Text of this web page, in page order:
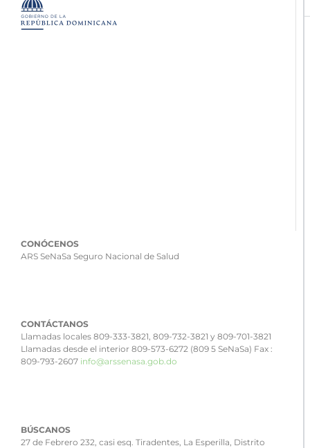
CONÓCENOS
ARS SeNaSa Seguro Nacional de Salud
CONTÁCTANOS
Llamadas locales 809-333-3821, 809-732-3821 y 809-701-3821
Llamadas desde el interior 809-573-6272 (809 5 SeNaSa) Fax :
809-793-2607 info@arssenasa.gob.do
BÚSCANOS
27 de Febrero 232, casi esq. Tiradentes, La Esperilla, Distrito